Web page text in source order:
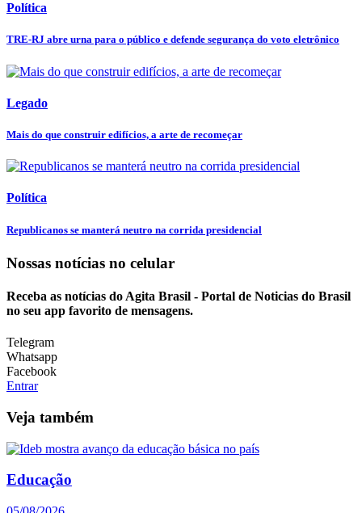
Política
TRE-RJ abre urna para o público e defende segurança do voto eletrônico
Legado
Mais do que construir edifícios, a arte de recomeçar
Política
Republicanos se manterá neutro na corrida presidencial
Nossas notícias no celular
Receba as notícias do Agita Brasil - Portal de Noticias do Brasil
no seu app favorito de mensagens.
Telegram
Whatsapp
Facebook
Entrar
Veja também
Educação